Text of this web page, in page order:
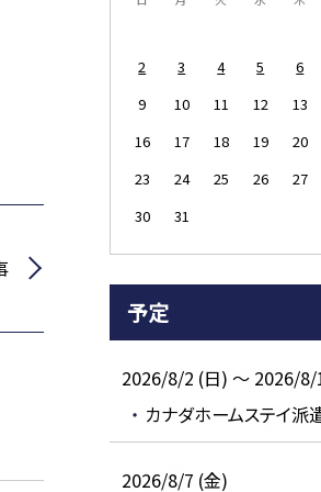
2
3 4 5 6
9
10 11 12 13
16
17 18 19 20
23
24 25 26 27
30
31
予定
2026/8/2 (日) ～ 2026/8/
カナダホームステイ派
2026/8/7 (金)